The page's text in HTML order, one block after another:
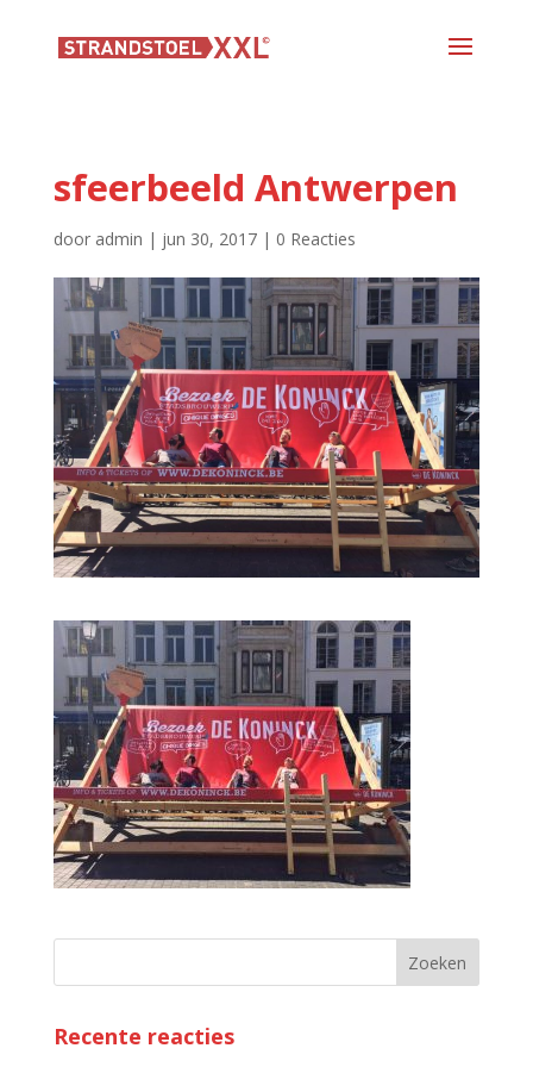
sfeerbeeld Antwerpen
door admin | jun 30, 2017| 0 Reacties
Recente reacties